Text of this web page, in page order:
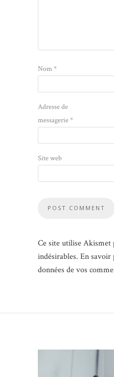
Nom*
Adresse de
messagerie*
Site web
Ce site utilise Akismet
indésirables. En savoir
données de vos